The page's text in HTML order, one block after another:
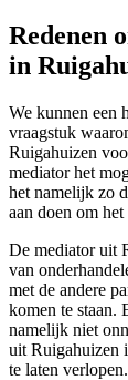
Redenen
in
We kunnen een
vraagstuk
Ruigahuizen
mediator het
het namelijk zo
aan doen om
De mediator uit
van
met de andere
komen te staan.
namelijk niet
uit Ruigahuizen
te laten verlopen.